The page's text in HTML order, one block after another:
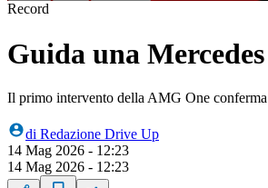
Record
Guida una
Il primo intervento della AMG One conferma
di Redazione Drive Up
14 Mag 2026 - 12:23
14 Mag 2026 - 12:23